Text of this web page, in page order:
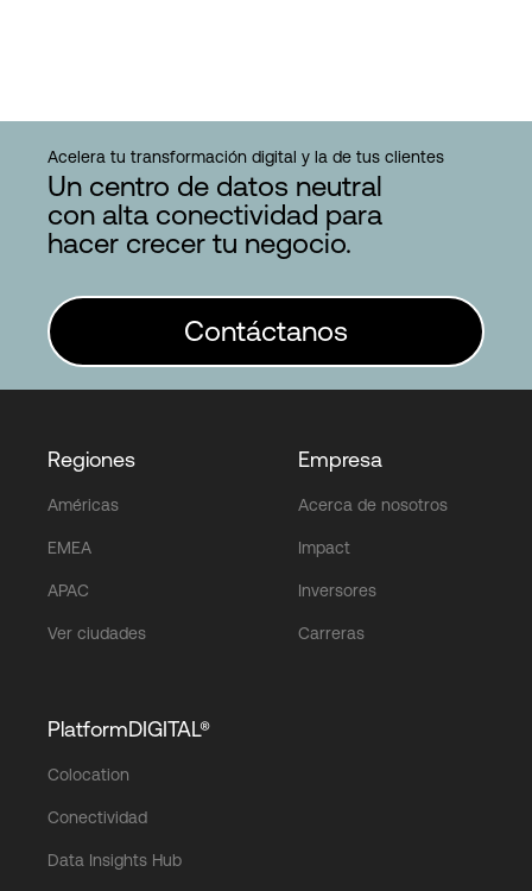
Acelera tu transformación digital y la de tus clientes
Un centro de datos neutral
con alta conectividad para
hacer crecer tu negocio.
Contáctanos
Regiones
Américas
EMEA
APAC
Ver ciudades
Empresa
Acerca de nosotros
Impact
Inversores
Carreras
PlatformDIGITAL®
Colocation
Conectividad
Data Insights Hub